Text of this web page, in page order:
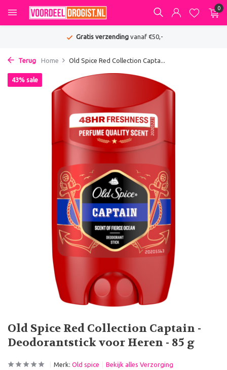
0
Gratis verzendingvanaf €50,-
Terug Home Old Spice Red Collection Capta...
Old Spice Red Collection Captain -
Deodorantstick voor Heren - 85 g
43% sale
Merk: Old spice Bekijk alles Verzorging